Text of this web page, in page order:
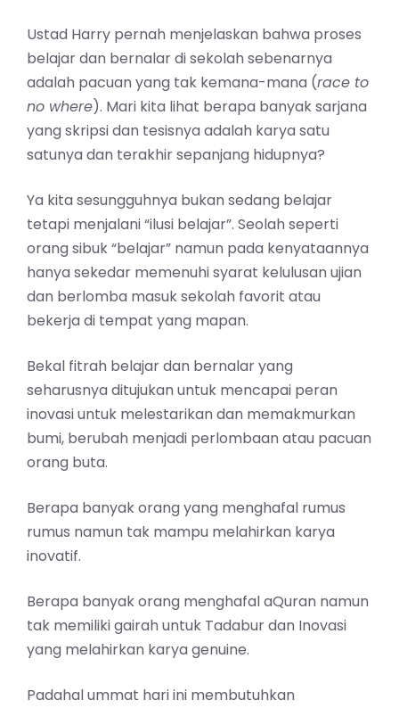
Ustad Harry pernah menjelaskan bahwa proses
belajar dan bernalar di sekolah sebenarnya
adalah pacuan yang tak kemana-mana (race to
no where). Mari kita lihat berapa banyak sarjana
yang skripsi dan tesisnya adalah karya satu
satunya dan terakhir sepanjang hidupnya?
Ya kita sesungguhnya bukan sedang belajar
tetapi menjalani “ilusi belajar”. Seolah seperti
orang sibuk “belajar” namun pada kenyataannya
hanya sekedar memenuhi syarat kelulusan ujian
dan berlomba masuk sekolah favorit atau
bekerja di tempat yang mapan.
Bekal fitrah belajar dan bernalar yang
seharusnya ditujukan untuk mencapai peran
inovasi untuk melestarikan dan memakmurkan
bumi, berubah menjadi perlombaan atau pacuan
orang buta.
Berapa banyak orang yang menghafal rumus
rumus namun tak mampu melahirkan karya
inovatif.
Berapa banyak orang menghafal aQuran namun
tak memiliki gairah untuk Tadabur dan Inovasi
yang melahirkan karya genuine.
Padahal ummat hari ini membutuhkan